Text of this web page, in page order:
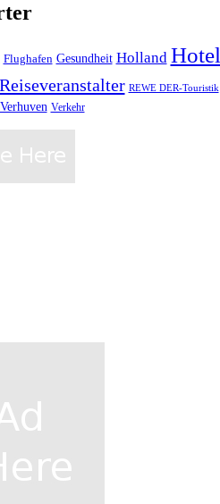
Flughafen Gesundheit Holland Hotel
Reiseveranstalter REWE DER-Touristik
Verhuven Verkehr